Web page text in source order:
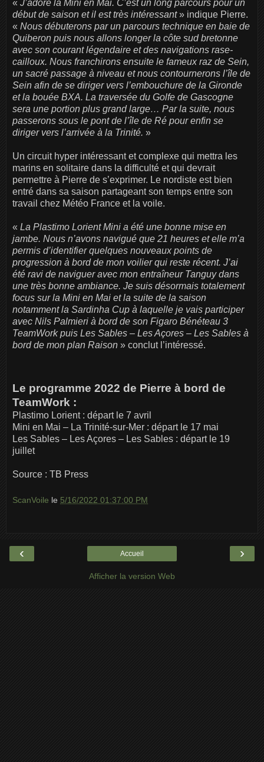
« J’adore la Mini en Mai. C’est un long parcours pour un
début de saison et il est très intéressant» indique Pierre.
« Nous débuterons par un parcours technique en baie de
Quiberon puis nous allons longer la côte sud bretonne
avec son courant légendaire et des navigations rase-
cailloux. Nous franchirons ensuite le fameux raz de Sein,
un sacré passage à niveau et nous contournerons l’île de
Sein afin de se diriger vers l’embouchure de la Gironde
et la bouée BXA. La traversée du Golfe de Gascogne
sera une portion plus grand large… Par la suite, nous
passerons sous le pont de l’île de Ré pour enfin se
diriger vers l’arrivée à la Trinité. »
Un circuit hyper intéressant et complexe qui mettra les
marins en solitaire dans la difficulté et qui devrait
permettre à Pierre de s’exprimer. Le nordiste est bien
entré dans sa saison partageant son temps entre son
travail chez Météo France et la voile.
« La Plastimo Lorient Mini a été une bonne mise en
jambe. Nous n’avons navigué que 21 heures et elle m’a
permis d’identifier quelques nouveaux points de
progression à bord de mon voilier qui reste récent. J’ai
été ravi de naviguer avec mon entraîneur Tanguy dans
une très bonne ambiance. Je suis désormais totalement
focus sur la Mini en Mai et la suite de la saison
notamment la Sardinha Cup à laquelle je vais participer
avec Nils Palmieri à bord de son Figaro Bénéteau 3
TeamWork puis Les Sables – Les Açores – Les Sables à
bord de mon plan Raison » conclut l’intéressé.
Le programme 2022 de Pierre à bord de
TeamWork :
Plastimo Lorient : départ le 7 avril
Mini en Mai – La Trinité-sur-Mer : départ le 17 mai
Les Sables – Les Açores – Les Sables : départ le 19
juillet
Source : TB Press
ScanVoile le 5/16/2022 01:37:00 PM
‹ ›
Accueil
Afficher la version Web